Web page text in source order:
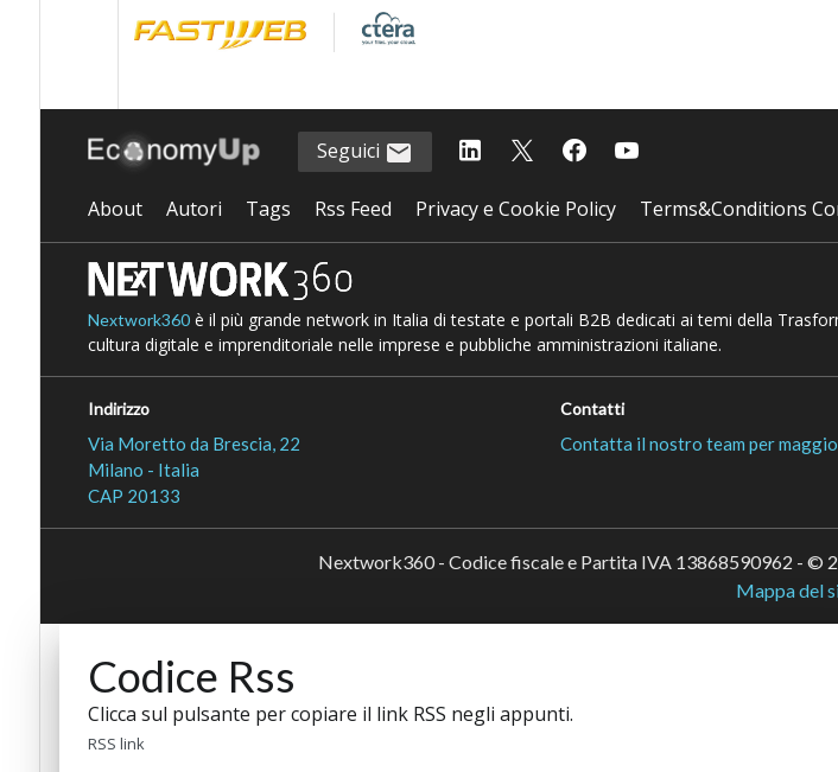
Seguici
About Autori Tags Rss Feed Privacy e Cookie Policy Terms&Conditions
Nextwork360è il più grande network in Italia di testate e portali B2B dedicati ai temi della
cultura digitale e imprenditoriale nelle imprese e pubbliche amministrazioni italiane.
Indirizzo
Via Moretto da Brescia, 22
Milano - Italia
CAP 20133
Contatti
Contatta il nostro team per
Nextwork360 - Codice fiscale e Partita IVA 13868590962 - ©
Mappa del
Codice Rss
Clicca sul pulsante per copiare il link RSS negli appunti.
RSS link